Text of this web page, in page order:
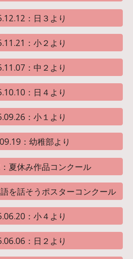
：日３より
：小２より
：中２より
：日４より
：小１より
：幼稚部より
夏休み作品コンクール
を話そうポスターコンクール
：小４より
：日２より